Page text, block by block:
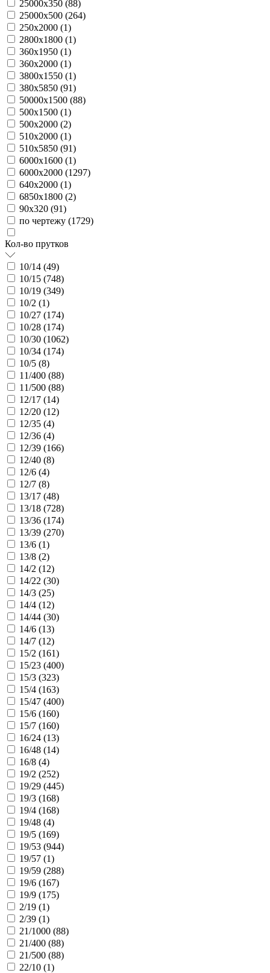
25000х350 (88)
25000х500 (264)
250х2000 (1)
2800х1800 (1)
360х1950 (1)
360х2000 (1)
3800х1550 (1)
380х5850 (91)
50000х1500 (88)
500х1500 (1)
500х2000 (2)
510х2000 (1)
510х5850 (91)
6000х1600 (1)
6000х2000 (1297)
640х2000 (1)
6850х1800 (2)
90х320 (91)
по чертежу (1729)
Кол-во прутков
10/14 (49)
10/15 (748)
10/19 (349)
10/2 (1)
10/27 (174)
10/28 (174)
10/30 (1062)
10/34 (174)
10/5 (8)
11/400 (88)
11/500 (88)
12/17 (14)
12/20 (12)
12/35 (4)
12/36 (4)
12/39 (166)
12/40 (8)
12/6 (4)
12/7 (8)
13/17 (48)
13/18 (728)
13/36 (174)
13/39 (270)
13/6 (1)
13/8 (2)
14/2 (12)
14/22 (30)
14/3 (25)
14/4 (12)
14/44 (30)
14/6 (13)
14/7 (12)
15/2 (161)
15/23 (400)
15/3 (323)
15/4 (163)
15/47 (400)
15/6 (160)
15/7 (160)
16/24 (13)
16/48 (14)
16/8 (4)
19/2 (252)
19/29 (445)
19/3 (168)
19/4 (168)
19/48 (4)
19/5 (169)
19/53 (944)
19/57 (1)
19/59 (288)
19/6 (167)
19/9 (175)
2/19 (1)
2/39 (1)
21/1000 (88)
21/400 (88)
21/500 (88)
22/10 (1)